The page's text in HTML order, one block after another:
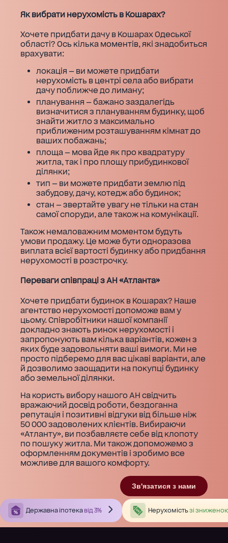
Як вибрати нерухомість в Кошарах?
Хочете придбати дачу в Кошарах Одеської
області? Ось кілька моментів, які знадобиться
врахувати:
локація — ви можете придбати
нерухомість в центрі села або вибрати
дачу поближче до лиману;
планування — бажано заздалегідь
визначитися з плануванням будинку, щоб
знайти житло з максимально
приближеним розташуванням кімнат до
ваших побажань;
площа — мова йде як про квадратуру
житла, так і про площу прибудинкової
ділянки;
тип — ви можете придбати землю під
забудову, дачу, котедж або будинок;
стан — звертайте увагу не тільки на стан
самої споруди, але також на комунікації.
Також немаловажним моментом будуть
умови продажу. Це може бути одноразова
виплата всієї вартості будинку або придбання
нерухомості в розстрочку.
Переваги співпраці з АН «Атланта»
Хочете придбати будинок в Кошарах? Наше
агентство нерухомості допоможе вам у
цьому. Співробітники нашої компанії
докладно знають ринок нерухомості і
запропонують вам кілька варіантів, кожен з
яких буде задовольняти ваші вимоги. Ми не
просто підберемо для вас цікаві варіанти, але
й дозволимо заощадити на покупці будинку
або земельної ділянки.
На користь вибору нашого АН свідчить
вражаючий досвід роботи, бездоганна
репутація і позитивні відгуки від більше ніж
50 000 задоволених клієнтів. Вибираючи
«Атланту», ви позбавляєте себе від клопоту
по пошуку житла. Ми також допоможемо з
оформленням документів і зробимо все
можливе для вашого комфорту.
Зв'язатися з нами
Державна іпотека від 3% Нерухомістьзі